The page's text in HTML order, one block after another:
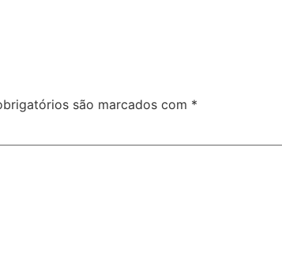
são marcados com *